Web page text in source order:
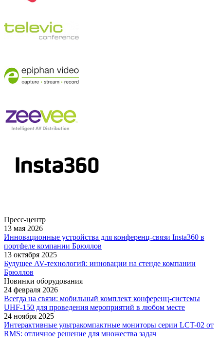
Пресс-центр
13 мая 2026
Инновационные устройства для конференц-связи Insta360 в
портфеле компании Брюллов
13 октября 2025
Будущее AV-технологий: инновации на стенде компании
Брюллов
Новинки оборудования
24 февраля 2026
Всегда на связи: мобильный комплект конференц-системы
UHF-150 для проведения мероприятий в любом месте
24 ноября 2025
Интерактивные ультракомпактные мониторы серии LCT-02 от
RMS: отличное решение для множества задач